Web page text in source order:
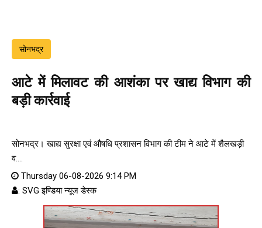
सोनभद्र
आटे में मिलावट की आशंका पर खाद्य विभाग की
बड़ी कार्रवाई
सोनभद्र। खाद्य सुरक्षा एवं औषधि प्रशासन विभाग की टीम ने आटे में शैलखड़ी
व....
Thursday 06-08-2026 9:14 PM
: SVG इण्डिया न्यूज डेस्क